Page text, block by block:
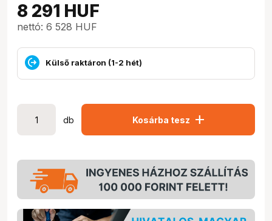
8 291 HUF
nettó: 6 528 HUF
Külső raktáron (1-2 hét)
db Kosárba tesz add